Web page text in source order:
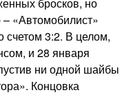
бросков, но
– «Автомобилист»
счетом 3:2. В целом,
и 28 января
ни одной шайбы
Концовка